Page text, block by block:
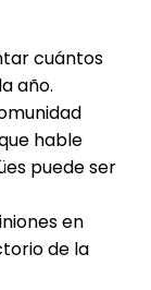
cuántos
año.
hable
puede ser
en
de la